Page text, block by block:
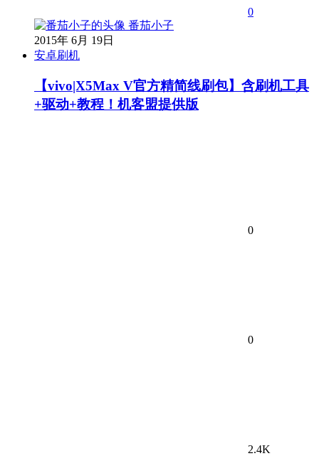
0
番茄小子
2015年 6月 19日
安卓刷机
【vivo|X5Max V官方精简线刷包】含刷机工具
+驱动+教程！机客盟提供版
0
0
2.4K